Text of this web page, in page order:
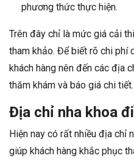
phương thức thực hiện.
Trên đây chỉ là mức giá cải
tham khảo. Để biết rõ chi phí
khách hàng nên đến các địa
thăm khám và báo giá chi tiết.
Địa chỉ nha khoa
Hiện nay có rất nhiều địa chỉ
giúp khách hàng khắc phục